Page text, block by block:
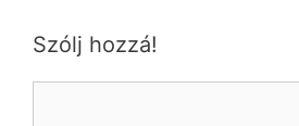
Szólj hozzá!